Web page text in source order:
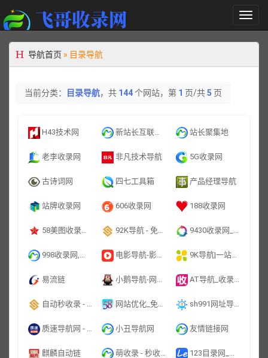
切
换
导
导航首页 » 目录导航
当前分类： 目录导航，共 144个网站，第 1 页/共5 页
H43技术网 新站长互联网百科 站长聚集地
老李收录网 非凡技术导航 5G收录网
古诗词网 四七工具箱 产品经理导航
站牌收录网 606收录网 188收录网
58美图收录网-自动收录网站-流量交换-自动链 92K导航 - 免费自动秒收录网址导航 9430收录网_分类目录网_免费网站目录_网站收录_网址提交_免费收录网站
998收录网,免费自动秒收录网址,提供自动收录,网站导航大全源码,自动链,友情链接交换。 电影导航-影视导航-电影站收录-自动收录网-网站收录 9K导航|一站式资源聚合平台-精选优质工具与网站导航
易流链 小鹅导航-网站收录-自动收录网-网址收录-自动秒收录 AT导航_收录网_免费收录网站_自动收录网_秒收录
自动秒收录 - 免费自动秒收录网址导航 网站优化_免费发广告外链_SEO软文推广_任务导航 sh991网址导航
质速导航网 - 一个专注于网站分享的导航平台 小丑导航网 友情链接网
麒麟自动链 萌收录 - 秒收录技术导航_从这里开始 123目录网_免费网址收录_网站目录大全